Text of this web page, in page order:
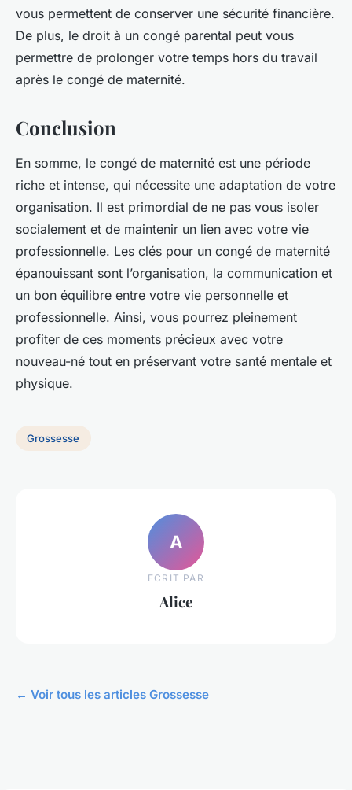
vous permettent de conserver une sécurité financière.
De plus, le droit à un congé parental peut vous
permettre de prolonger votre temps hors du travail
après le congé de maternité.
Conclusion
En somme, le congé de maternité est une période
riche et intense, qui nécessite une adaptation de votre
organisation. Il est primordial de ne pas vous isoler
socialement et de maintenir un lien avec votre vie
professionnelle. Les clés pour un congé de maternité
épanouissant sont l’organisation, la communication et
un bon équilibre entre votre vie personnelle et
professionnelle. Ainsi, vous pourrez pleinement
profiter de ces moments précieux avec votre
nouveau-né tout en préservant votre santé mentale et
physique.
Grossesse
A
ECRIT PAR
Alice
← Voir tous les articles Grossesse